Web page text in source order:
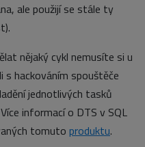
ale použijí se stále ty
nějaký cykl nemusíte si u
s hackováním spouštěče
jednotlivých tasků
informací o DTS v SQL
tomuto produktu.